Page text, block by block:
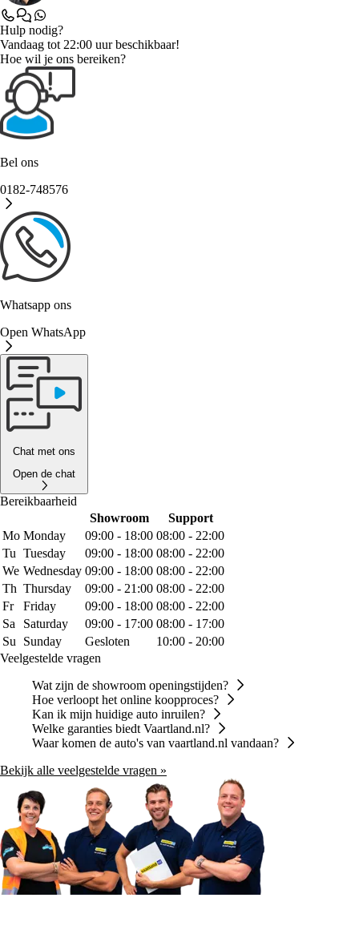
Hulp nodig?
Vandaag tot 22:00 uur beschikbaar!
Hoe wil je ons bereiken?
Bel ons
0182-748576
Whatsapp ons
Open WhatsApp
Chat met ons
Open de chat
Bereikbaarheid
Showroom
Support
Mo Monday 09:00 - 18:00 08:00 - 22:00
Tu Tuesday 09:00 - 18:00 08:00 - 22:00
We Wednesday 09:00 - 18:00 08:00 - 22:00
Th Thursday 09:00 - 21:00 08:00 - 22:00
Fr
Friday 09:00 - 18:00 08:00 - 22:00
Sa
Saturday 09:00 - 17:00 08:00 - 17:00
Su
Sunday Gesloten
10:00 - 20:00
Veelgestelde vragen
Wat zijn de showroom openingstijden?
Hoe verloopt het online koopproces?
Kan ik mijn huidige auto inruilen?
Welke garanties biedt Vaartland.nl?
Waar komen de auto's van vaartland.nl vandaan?
Bekijk alle veelgestelde vragen »